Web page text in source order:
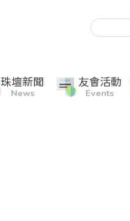
珠壇新聞
News
友會活動
Events